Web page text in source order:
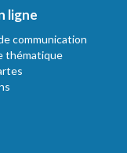
ligne
communication
thématique